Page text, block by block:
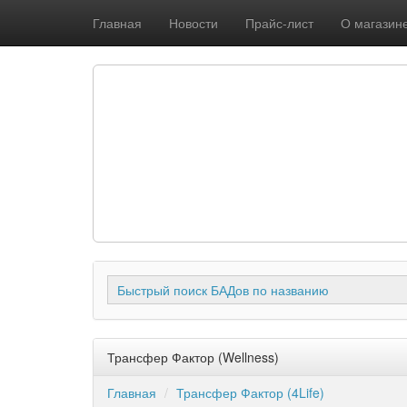
Главная Новости Прайс-лист О
Быстрый поиск БАДов по названию
Трансфер Фактор (Wellness)
Главная
Трансфер Фактор (4Life)